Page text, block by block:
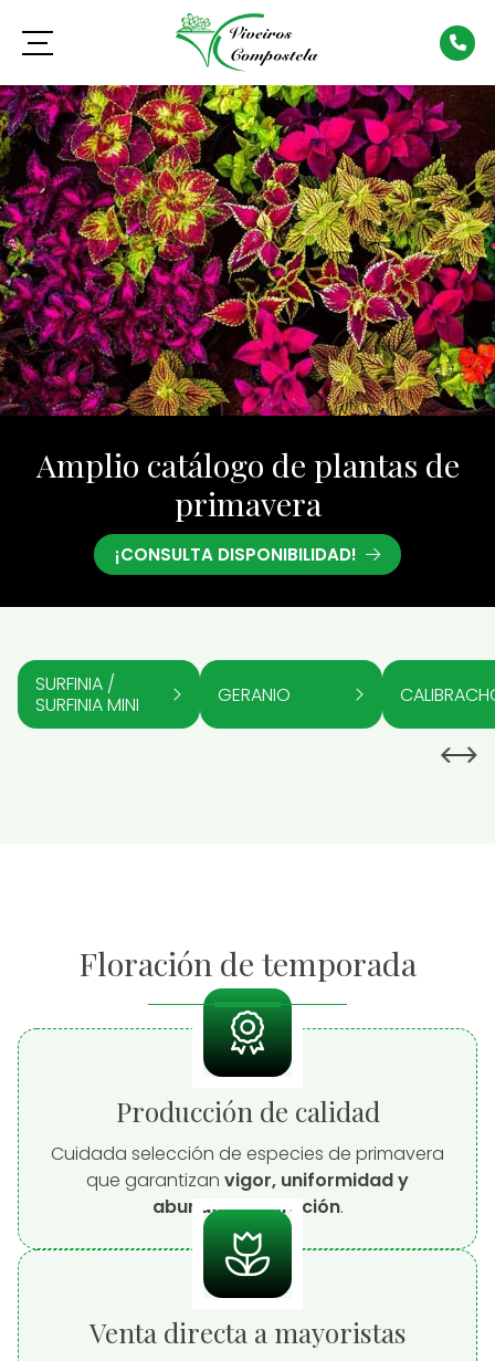
Amplio catálogo de plantas de
primavera
¡CONSULTA DISPONIBILIDAD!
SURFINIA /
SURFINIA MINI
GERANIO
Floración de temporada
Producción de calidad
Cuidada selección de especies de primavera
que garantizan vigor, uniformidad y
abundante floración.
Venta directa a mayoristas